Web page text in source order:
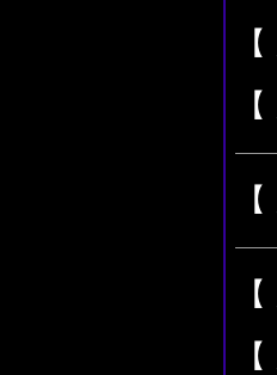
【
【
【
【
【